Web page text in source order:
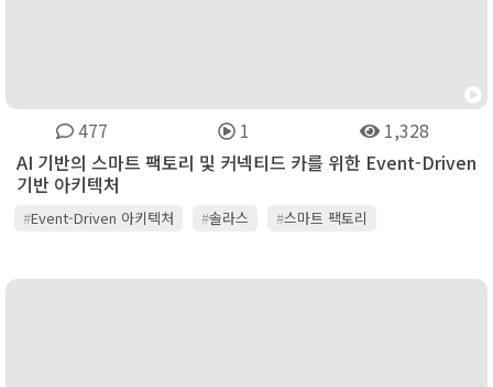
477 1
1,328
AI 기반의 스마트 팩토리 및 커넥티드 카를 위한 Event-Driven
기반 아키텍처
#Event-Driven 아키텍처 #솔라스 #스마트 팩토리